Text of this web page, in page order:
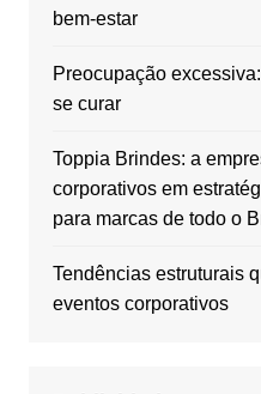
bem-estar
Preocupação
se curar
Toppia Brindes: a
corporativos em
para marcas de todo o
Tendências estruturais
eventos corporativos